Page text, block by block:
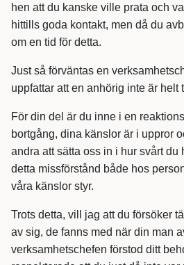
hen att du kanske ville prata och
hittills goda kontakt, men då du
om en tid för detta.
Just så förväntas en
uppfattar att en anhörig inte är helt
För din del är du inne i en
bortgång, dina känslor är i uppror
andra att sätta oss in i hur svårt du
detta missförstånd både hos
våra känslor styr.
Trots detta, vill jag att du försöker
av sig, de fanns med när din man
verksamhetschefen förstod ditt